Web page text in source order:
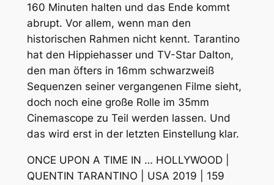
160 Minuten halten und das Ende kommt
abrupt. Vor allem, wenn man den
historischen Rahmen nicht kennt. Tarantino
hat den Hippiehasser und TV-Star Dalton,
den man öfters in 16mm schwarzweiß
Sequenzen seiner vergangenen Filme sieht,
doch noch eine große Rolle im 35mm
Cinemascope zu Teil werden lassen. Und
das wird erst in der letzten Einstellung klar.
ONCE UPON A TIME IN … HOLLYWOOD |
QUENTIN TARANTINO | USA 2019 | 159